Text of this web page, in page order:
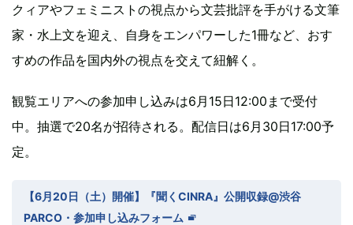
クィアやフェミニストの視点から文芸批評を手がける文筆
家・水上文を迎え、自身をエンパワーした1冊など、おす
すめの作品を国内外の視点を交えて紐解く。
観覧エリアへの参加申し込みは6月15日12:00まで受付
中。抽選で20名が招待される。配信日は6月30日17:00予
定。
【6月20日（土）開催】『聞くCINRA』公開収録@渋谷
PARCO・参加申し込みフォーム